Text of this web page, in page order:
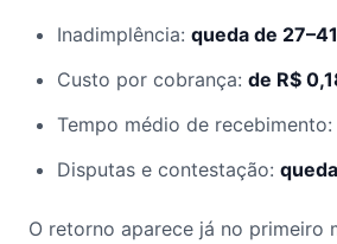
Inadimplência: queda de
Custo por cobrança: de R$
Tempo médio de recebimento:
Disputas e contestação:
O retorno aparece já no